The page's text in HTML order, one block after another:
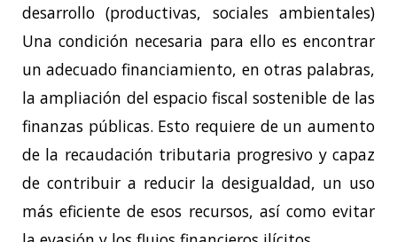
desarrollo (productivas, sociales ambientales)
Una condición necesaria para ello es encontrar
un adecuado financiamiento, en otras palabras,
la ampliación del espacio fiscal sostenible de las
finanzas públicas. Esto requiere de un aumento
de la recaudación tributaria progresivo y capaz
de contribuir a reducir la desigualdad, un uso
más eficiente de esos recursos, así como evitar